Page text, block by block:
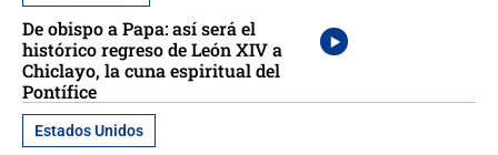
De obispo a Papa: así será el
histórico regreso de León XIV a
Chiclayo, la cuna espiritual del
Pontífice
Estados Unidos